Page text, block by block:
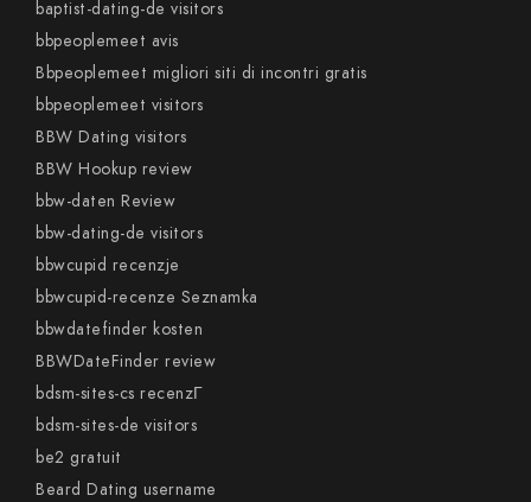
baptist-dating-de visitors
bbpeoplemeet avis
Bbpeoplemeet migliori siti di incontri gratis
bbpeoplemeet visitors
BBW Dating visitors
BBW Hookup review
bbw-daten Review
bbw-dating-de visitors
bbwcupid recenzje
bbwcupid-recenze Seznamka
bbwdatefinder kosten
BBWDateFinder review
bdsm-sites-cs recenzГ­
bdsm-sites-de visitors
be2 gratuit
Beard Dating username